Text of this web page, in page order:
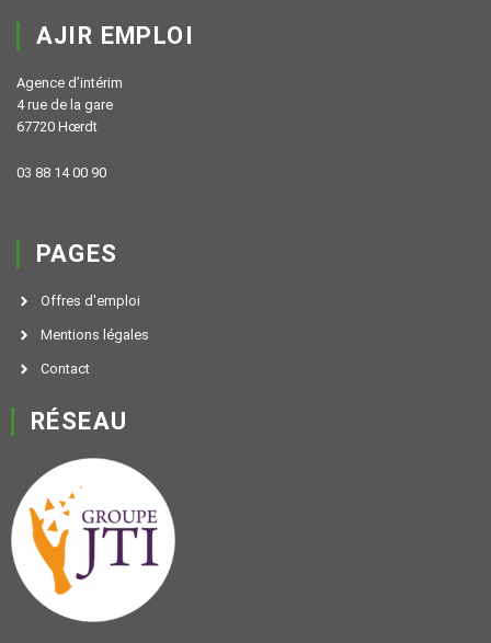
AJIR EMPLOI
Agence d’intérim
4 rue de la gare
67720 Hœrdt
03 88 14 00 90
PAGES
Offres d'emploi
Mentions légales
Contact
RÉSEAU